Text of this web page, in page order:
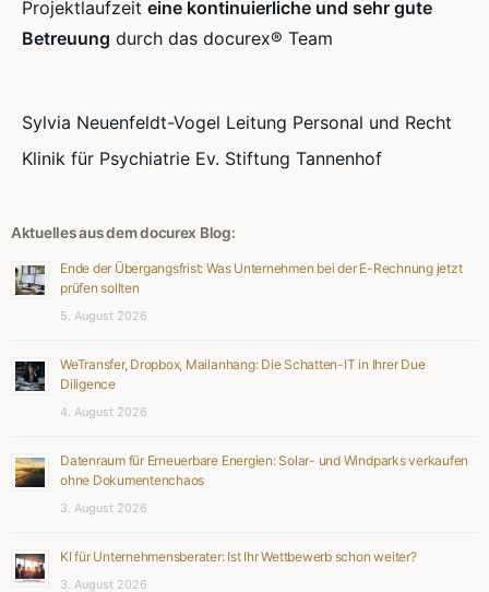
Projektlaufzeit eine kontinuierliche und sehr gute
Betreuung durch das docurex® Team
Sylvia Neuenfeldt-Vogel Leitung Personal und Recht
Klinik für Psychiatrie Ev. Stiftung Tannenhof
Aktuelles aus dem docurex Blog:
Ende der Übergangsfrist: Was Unternehmen bei der E-Rechnung jetzt
prüfen sollten
5. August 2026
WeTransfer, Dropbox, Mailanhang: Die Schatten-IT in Ihrer Due
Diligence
4. August 2026
Datenraum für Erneuerbare Energien: Solar- und Windparks verkaufen
ohne Dokumentenchaos
3. August 2026
KI für Unternehmensberater: Ist Ihr Wettbewerb schon weiter?
3. August 2026